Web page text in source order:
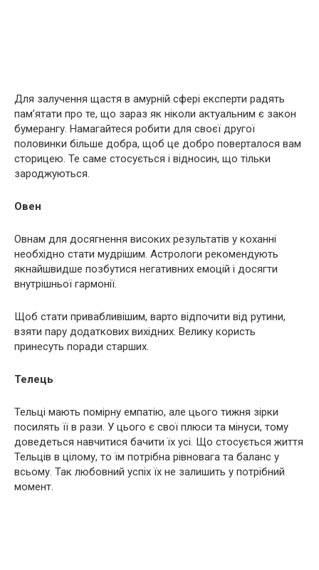
Для залучення щастя в амурній сфері експерти радять
пам’ятати про те, що зараз як ніколи актуальним є закон
бумерангу. Намагайтеся робити для своєї другої
половинки більше добра, щоб це добро поверталося вам
сторицею. Те саме стосується і відносин, що тільки
зароджуються.
Овен
Овнам для досягнення високих результатів у коханні
необхідно стати мудрішим. Астрологи рекомендують
якнайшвидше позбутися негативних емоцій і досягти
внутрішньої гармонії.
Щоб стати привабливішим, варто відпочити від рутини,
взяти пару додаткових вихідних. Велику користь
принесуть поради старших.
Телець
Тельці мають помірну емпатію, але цього тижня зірки
посилять її в рази. У цього є свої плюси та мінуси, тому
доведеться навчитися бачити їх усі. Що стосується життя
Тельців в цілому, то їм потрібна рівновага та баланс у
всьому. Так любовний успіх їх не залишить у потрібний
момент.